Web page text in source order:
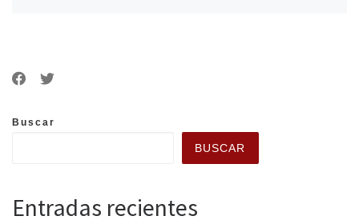
Buscar
BUSCAR
Entradas recientes